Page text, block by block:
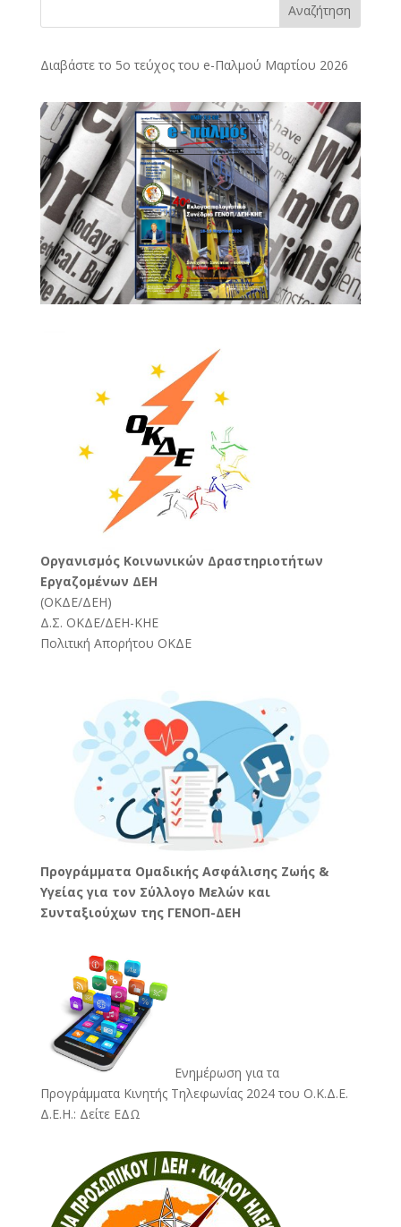
Αναζήτηση
Διαβάστε το 5ο τεύχος του e-Παλμού Μαρτίου 2026
Oργανισμός Κοινωνικών Δραστηριοτήτων
Εργαζομένων ΔΕΗ
(ΟΚΔΕ/ΔΕΗ)
Δ.Σ. ΟΚΔΕ/ΔΕΗ-ΚΗΕ
Πολιτική Απορήτου ΟΚΔΕ
Προγράμματα Ομαδικής Ασφάλισης Ζωής &
Υγείας για τον Σύλλογο Μελών και
Συνταξιούχων της ΓΕΝΟΠ-ΔΕΗ
Ενημέρωση για τα
Προγράμματα Κινητής Τηλεφωνίας 2024 του Ο.Κ.Δ.Ε.
Δ.Ε.Η.: Δείτε ΕΔΩ